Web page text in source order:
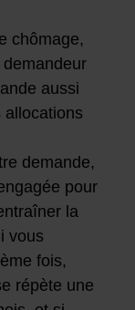
chômage,
aussi
allocations
demande,
pour
la
vous
fois,
répète une